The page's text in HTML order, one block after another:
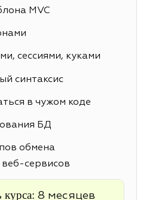
MVC
сессиями, куками
синтаксис
в чужом коде
БД
обмена
сервисов
курса: 8 месяцев